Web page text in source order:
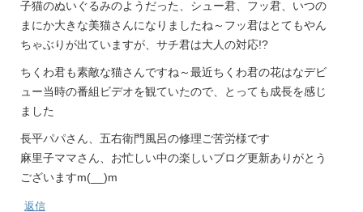
子猫のぬいぐるみのようだった、シュー君、フッ君、いつの
まにか大きな美猫さんになりましたね～フッ君はとてもやん
ちゃぶりが出ていますが、サチ君は大人の対応!?
ちくわ君も素敵な猫さんですね～最近ちくわ君の花はなデビ
ュー当時の番組ビデオを観ていたので、とっても成長を感じ
ました
長平パパさん、五右衛門風呂の修理ご苦労様です
麻里子ママさん、お忙しい中の楽しいブログ更新ありがとう
ございますm(__)m
返信